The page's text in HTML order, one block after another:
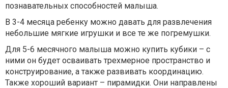
познавательных способностей малыша.
В 3-4 месяца ребенку можно давать для развлечения
небольшие мягкие игрушки и все те же погремушки.
Для 5-6 месячного малыша можно купить кубики – с
ними он будет осваивать трехмерное пространство и
конструирование, а также развивать координацию.
Также хороший вариант – пирамидки. Они направлены